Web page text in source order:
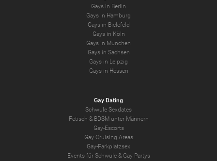
Gays in Berlin
Gays in Hamburg
Gays in Bielefeld
Gays in Köln
Gays in München
Gays in Sachsen
Gays in Leipzig
Gays in Hessen
Gay Dating
Schwule Sexdates
Fetisch & BDSM unter Männern
Gay-Escorts
Gay Cruising Areas
Gay-Parkplatzsex
Events für Schwule & Gay Partys